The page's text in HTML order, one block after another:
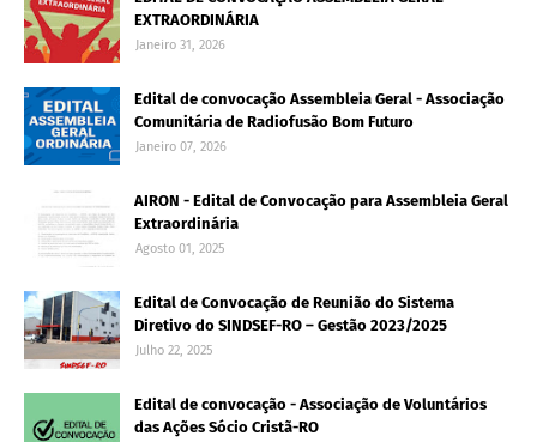
EXTRAORDINÁRIA
Janeiro 31, 2026
Edital de convocação Assembleia Geral - Associação
Comunitária de Radiofusão Bom Futuro
Janeiro 07, 2026
AIRON - Edital de Convocação para Assembleia Geral
Extraordinária
Agosto 01, 2025
Edital de Convocação de Reunião do Sistema
Diretivo do SINDSEF-RO – Gestão 2023/2025
Julho 22, 2025
Edital de convocação - Associação de Voluntários
das Ações Sócio Cristã-RO